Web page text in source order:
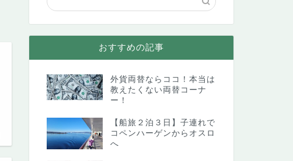
おすすめの記事
外貨両替ならココ！本当は
教えたくない両替コーナ
ー！
【船旅２泊３日】子連れで
コペンハーゲンからオスロ
へ